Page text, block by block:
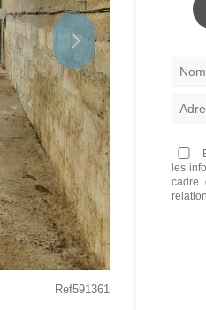
Ref591361
Nom
les
cadre